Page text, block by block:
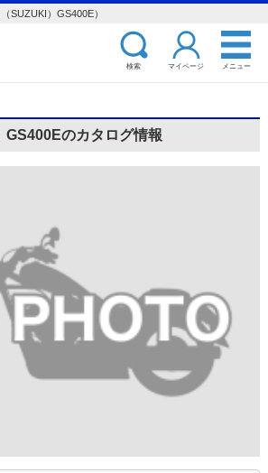
SUZUKI）GS400E）
検索 マイページ メニュー
GS400Eのカタログ情報